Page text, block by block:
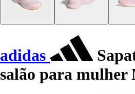
adidas
salão para mulher